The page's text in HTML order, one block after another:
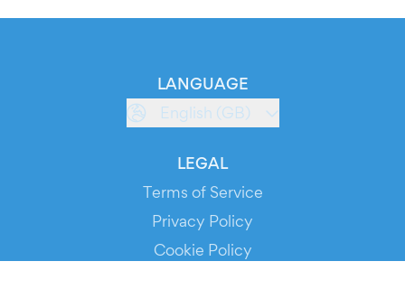
LANGUAGE
English (GB)
LEGAL
Terms of Service
Privacy Policy
Cookie Policy